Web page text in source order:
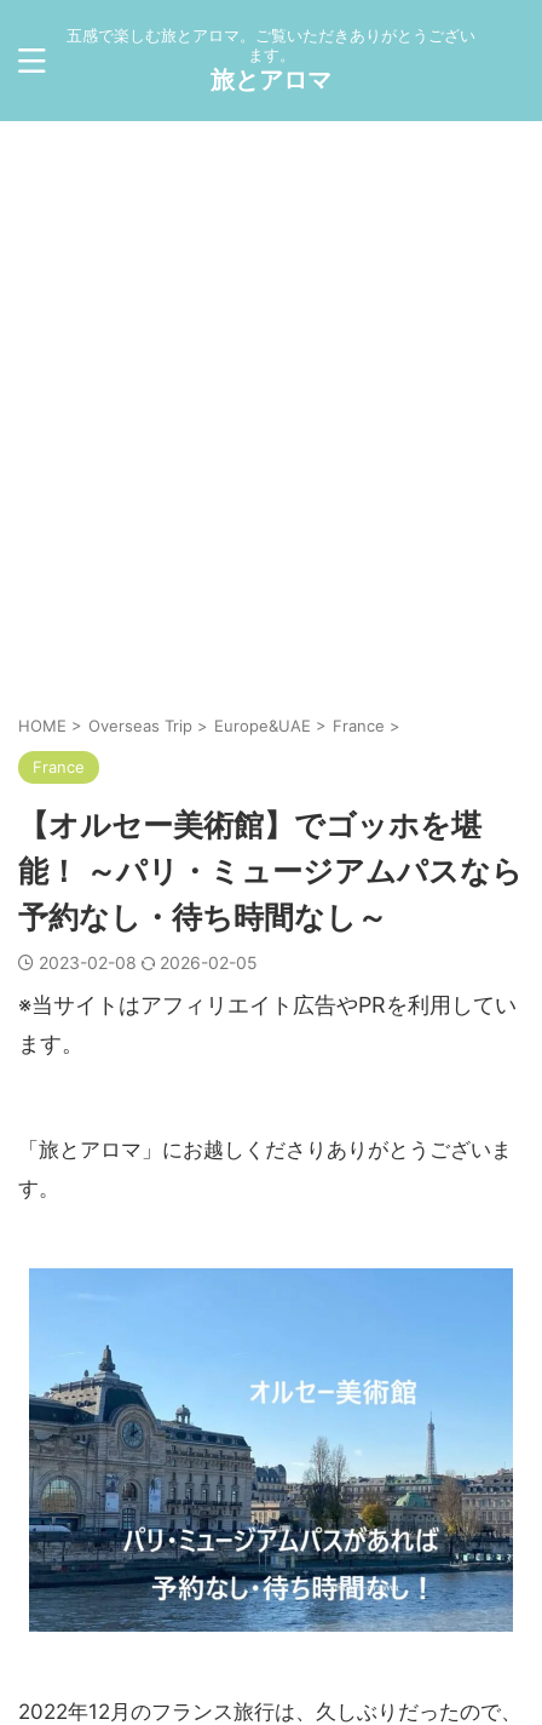
五感で楽しむ旅とアロマ。ご覧いただきありがとうござい
ます。
旅とアロマ
HOME > Overseas Trip > Europe&UAE > France >
France
【オルセー美術館】でゴッホを堪
能！ ～パリ・ミュージアムパスなら
予約なし・待ち時間なし～
2023-02-08 2026-02-05
※当サイトはアフィリエイト広告やPRを利用してい
ます。
「旅とアロマ」にお越しくださりありがとうございま
す。
2022年12月のフランス旅行は、久しぶりだったので、